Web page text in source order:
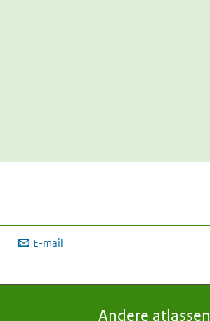
E-mail
Andere atlassen